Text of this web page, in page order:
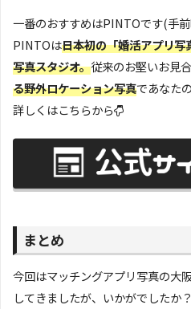
一番のおすすめはPINTOです(手前
PINTOは日本初の「婚活アプリ
写真スタジオ。従来のお堅いお見
る野外ロケーション写真であなた
詳しくはこちらから
まとめ
今回はマッチングアプリ写真の大
してきましたが、いかがでしたか？